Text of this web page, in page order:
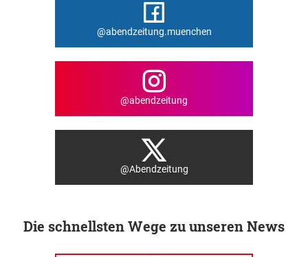
@abendzeitung.muenchen
@abendzeitung
@Abendzeitung
Die schnellsten Wege zu unseren News